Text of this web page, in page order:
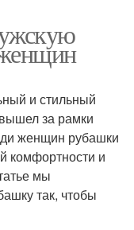
и стильный
за рамки
женщин рубашки
комфортности и
мы
так, чтобы